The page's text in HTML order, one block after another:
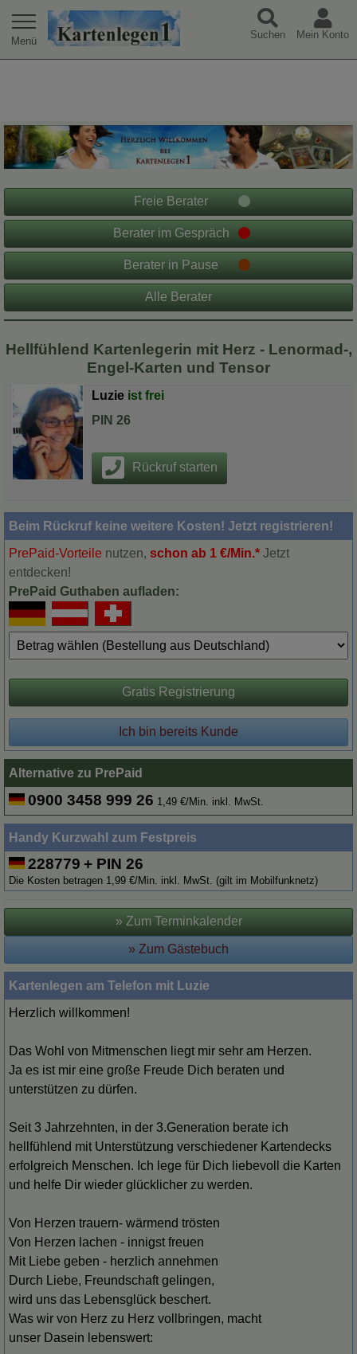
Warning
: Undefined array key "extref" in
/var/www/html/jk/kartenlegen1-tpl/index.php
Suchen Mein Konto
Freie Berater
Berater im Gespräch
Berater in Pause
Alle Berater
Hellfühlend Kartenlegerin mit Herz - Lenormad-,
Engel-Karten und Tensor
Luzie
PIN 26
Beim Rückruf keine weitere Kosten! Jetzt registrieren!
PrePaid-Vorteile nutzen, schon ab 1 €/Min.* Jetzt
entdecken!
PrePaid Guthaben aufladen:
Gratis Registrierung
Ich bin bereits Kunde
Alternative zu PrePaid
0900 3458 999 26 1,49 €/Min. inkl. MwSt.
Handy Kurzwahl zum Festpreis
228779 + PIN 26
Die Kosten betragen 1,99 €/Min. inkl. MwSt. (gilt im Mobilfunknetz)
» Zum Terminkalender
» Zum Gästebuch
Kartenlegen am Telefon mit Luzie
Herzlich willkommen!
Das Wohl von Mitmenschen liegt mir sehr am Herzen.
Ja es ist mir eine große Freude Dich beraten und
unterstützen zu dürfen.
Seit 3 Jahrzehnten, in der 3.Generation berate ich
hellfühlend mit Unterstützung verschiedener Kartendecks
erfolgreich Menschen. Ich lege für Dich liebevoll die Karten
und helfe Dir wieder glücklicher zu werden.
Von Herzen trauern- wärmend trösten
Von Herzen lachen - innigst freuen
Mit Liebe geben - herzlich annehmen
Durch Liebe, Freundschaft gelingen,
wird uns das Lebensglück beschert.
Was wir von Herz zu Herz vollbringen, macht
unser Dasein lebenswert: